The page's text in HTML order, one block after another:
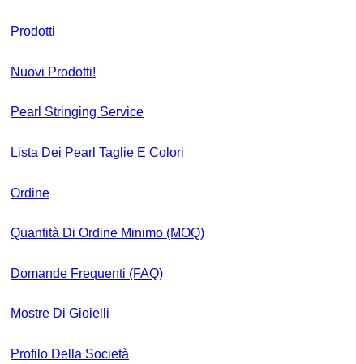
Prodotti
Nuovi Prodotti!
Pearl Stringing Service
Lista Dei Pearl Taglie E Colori
Ordine
Quantità Di Ordine Minimo (MOQ)
Domande Frequenti (FAQ)
Mostre Di Gioielli
Profilo Della Società